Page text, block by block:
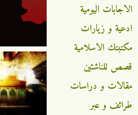
الاجابات اليومية
ادعية و زيارات
مكتبتك الاسلامية
قصص للناشئين
مقالات و دراسات
طرائف و عبر